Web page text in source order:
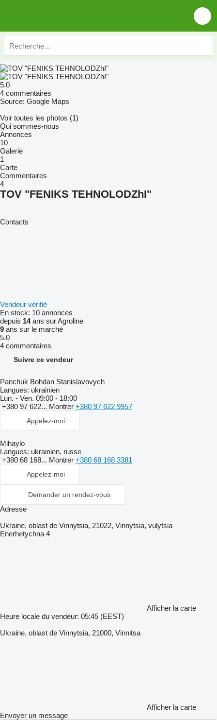
5.0
4 commentaires
Source: Google Maps
Voir toutes les photos (1)
Qui sommes-nous
Annonces
10
Galerie
1
Carte
Commentaires
4
TOV "FENIKS TEHNOLODZhI"
Contacts
Vendeur vérifié
En stock: 10 annonces
depuis 14ans sur Agroline
9 ans sur le marché
5.0
4 commentaires
Suivre ce vendeur
Panchuk Bohdan Stanislavovych
Langues: ukrainien
Lun. - Ven. 09:00 - 18:00
+380 97 622... Montrer +380 97 622 9957
Appelez-moi
Mihaylo
Langues: ukrainien, russe
+380 68 168... Montrer +380 68 168 3381
Appelez-moi
Demander un rendez-vous
Adresse
Ukraine, oblast de Vinnytsia, 21022, Vinnytsia, vulytsia
Enerhetychna 4
Afficher la carte
Heure locale du vendeur: 05:45 (EEST)
Ukraine, oblast de Vinnytsia, 21000, Vinnitsa
Afficher la carte
Envoyer un message